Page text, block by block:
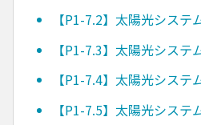
【P1-7.2】太陽光システ
【P1-7.3】太陽光システ
【P1-7.4】太陽光システ
【P1-7.5】太陽光システ